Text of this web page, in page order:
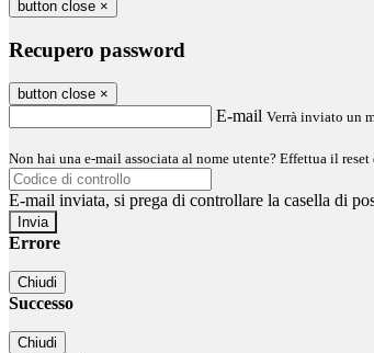
button close ×
Recupero password
button close ×
E-mail Verrà inviato un
Non hai una e-mail associata al nome utente? Effettua il
E-mail inviata, si prega di controllare la casella di
Errore
Chiudi
Successo
Chiudi